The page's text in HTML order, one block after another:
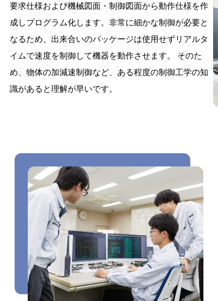
要求仕様および機械図面・制御図面から動作仕様を作
成しプログラム化します。非常に細かな制御が必要と
なるため、出来合いのパッケージは使用せずリアルタ
イムで速度を制御して機器を動作させます。 そのた
め、物体の加減速制御など、ある程度の制御工学の知
識があると理解が早いです。